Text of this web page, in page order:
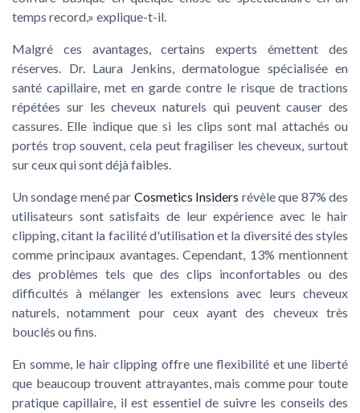
temps record,» explique-t-il.
Malgré ces avantages, certains experts émettent des
réserves. Dr. Laura Jenkins, dermatologue spécialisée en
santé capillaire, met en garde contre le risque de tractions
répétées sur les cheveux naturels qui peuvent causer des
cassures. Elle indique que si les clips sont mal attachés ou
portés trop souvent, cela peut fragiliser les cheveux, surtout
sur ceux qui sont déjà faibles.
Un sondage mené par Cosmetics Insiders révèle que 87% des
utilisateurs sont satisfaits de leur expérience avec le hair
clipping, citant la facilité d'utilisation et la diversité des styles
comme principaux avantages. Cependant, 13% mentionnent
des problèmes tels que des clips inconfortables ou des
difficultés à mélanger les extensions avec leurs cheveux
naturels, notamment pour ceux ayant des cheveux très
bouclés ou fins.
En somme, le hair clipping offre une flexibilité et une liberté
que beaucoup trouvent attrayantes, mais comme pour toute
pratique capillaire, il est essentiel de suivre les conseils des